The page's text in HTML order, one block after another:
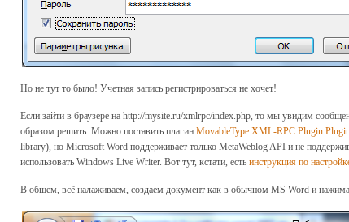
Но не тут то было! Учетная запись регистрироваться не хочет!
Если зайти в браузере на http://mysite.ru/xmlrpc/index.php, то мы увидим
образом решить. Можно поставить плагин MovableType XML-RPC Plugin
library), но Microsoft Word поддерживает только MetaWeblog API и не
использовать Windows Live Writer. Вот тут, кстати, есть инструкция по
В общем, всё налаживаем, создаем документ как в обычном MS Word и